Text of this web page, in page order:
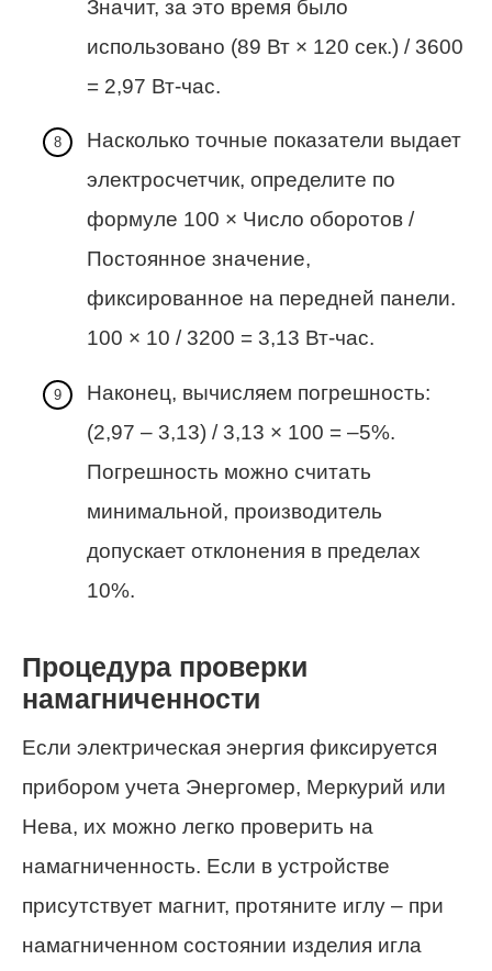
Значит, за это время было
использовано (89 Вт × 120 сек.) / 3600
= 2,97 Вт-час.
Насколько точные показатели выдает
электросчетчик, определите по
формуле 100 × Число оборотов /
Постоянное значение,
фиксированное на передней панели.
100 × 10 / 3200 = 3,13 Вт-час.
Наконец, вычисляем погрешность:
(2,97 – 3,13) / 3,13 × 100 = –5%.
Погрешность можно считать
минимальной, производитель
допускает отклонения в пределах
10%.
Процедура проверки
намагниченности
Если электрическая энергия фиксируется
прибором учета Энергомер, Меркурий или
Нева, их можно легко проверить на
намагниченность. Если в устройстве
присутствует магнит, протяните иглу – при
намагниченном состоянии изделия игла